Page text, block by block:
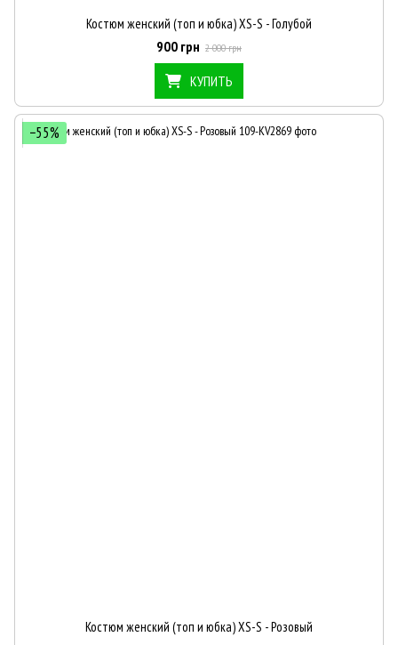
Костюм женский (топ и юбка) XS-S - Голубой
900 грн 2 000 грн
КУПИТЬ
−55%
Костюм женский (топ и юбка) XS-S - Розовый